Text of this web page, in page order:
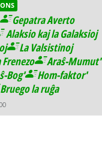
Gepatra Averto
Alaksio kaj la Galaksioj
La Valsistinoj
Araŝ-Mumut'
Bog'
Hom-faktor'
Bruego la ruĝa